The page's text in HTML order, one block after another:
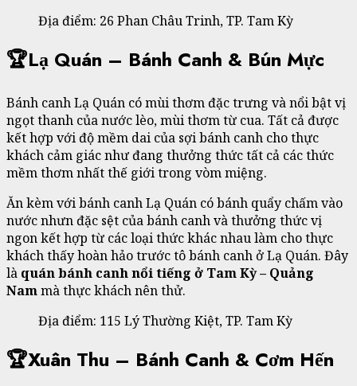
Địa điểm: 26 Phan Châu Trinh, TP. Tam Kỳ
🏆Lạ Quán – Bánh Canh & Bún Mực
Bánh canh Lạ Quán có mùi thơm đặc trưng và nổi bật vị
ngọt thanh của nước lèo, mùi thơm từ cua. Tất cả được
kết hợp với độ mềm dai của sợi bánh canh cho thực
khách cảm giác như đang thưởng thức tất cả các thức
mềm thơm nhất thế giới trong vòm miệng.
Ăn kèm với bánh canh Lạ Quán có bánh quẩy chấm vào
nước nhưn đặc sệt của bánh canh và thưởng thức vị
ngon kết hợp từ các loại thức khác nhau làm cho thực
khách thấy hoàn hảo trước tô bánh canh ở Lạ Quán. Đây
là quán bánh canh nổi tiếng ở Tam Kỳ – Quảng
Nammà thực khách nên thử.
Địa điểm: 115 Lý Thường Kiệt, TP. Tam Kỳ
🏆Xuân Thu – Bánh Canh & Cơm Hến